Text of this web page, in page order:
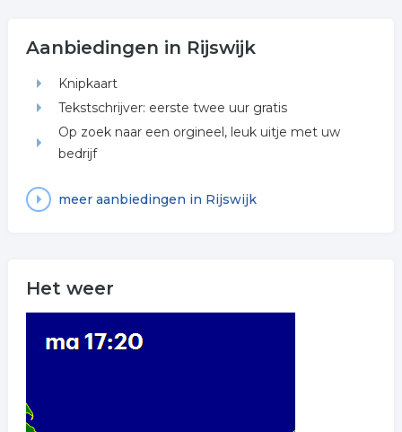
Aanbiedingen in Rijswijk
Knipkaart
Tekstschrijver: eerste twee uur gratis
Op zoek naar een orgineel, leuk uitje met uw
bedrijf
meer aanbiedingen in Rijswijk
Het weer